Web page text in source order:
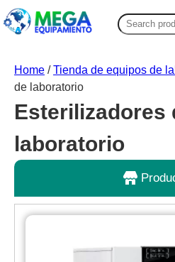
Search
for:
Home /Tienda de equipos de
de laboratorio
Esterilizadores
laboratorio